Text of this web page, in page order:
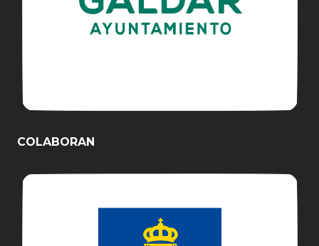
COLABORAN